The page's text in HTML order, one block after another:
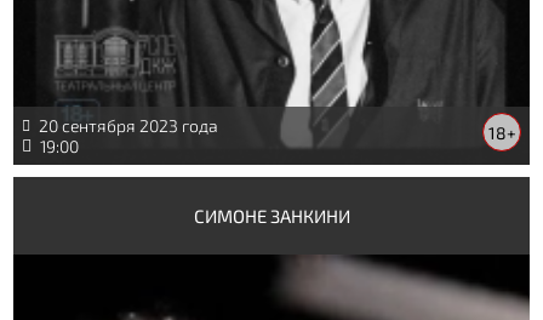
20 сентября 2023 года
19:00
18+
СИМОНЕ ЗАНКИНИ